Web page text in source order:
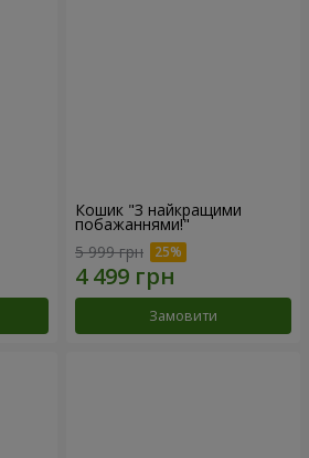
Кошик "З найкращими
побажаннями!"
5 999 грн
Замовити